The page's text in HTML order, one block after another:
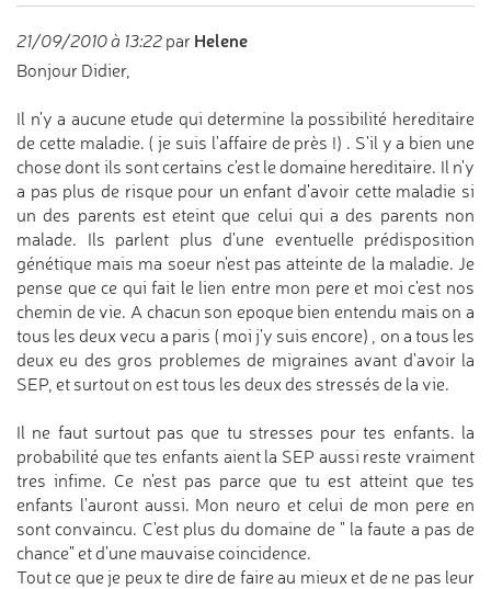
21/09/2010 à 13:22 par Helene
Bonjour Didier,
Il n'y a aucune etude qui determine la possibilité hereditaire
de cette maladie. ( je suis l'affaire de près !) . S'il y a bien une
chose dont ils sont certains c'est le domaine hereditaire. Il n'y
a pas plus de risque pour un enfant d'avoir cette maladie si
un des parents est eteint que celui qui a des parents non
malade. Ils parlent plus d'une eventuelle prédisposition
génétique mais ma soeur n'est pas atteinte de la maladie. Je
pense que ce qui fait le lien entre mon pere et moi c'est nos
chemin de vie. A chacun son epoque bien entendu mais on a
tous les deux vecu a paris ( moi j'y suis encore) , on a tous les
deux eu des gros problemes de migraines avant d'avoir la
SEP, et surtout on est tous les deux des stressés de la vie.
Il ne faut surtout pas que tu stresses pour tes enfants. la
probabilité que tes enfants aient la SEP aussi reste vraiment
tres infime. Ce n'est pas parce que tu est atteint que tes
enfants l'auront aussi. Mon neuro et celui de mon pere en
sont convaincu. C'est plus du domaine de " la faute a pas de
chance" et d'une mauvaise coincidence.
Tout ce que je peux te dire de faire au mieux et de ne pas leur